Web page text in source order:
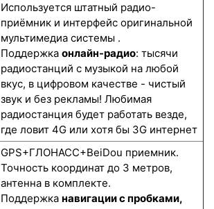
Используется штатный радио-
приёмник и интерфейс оригинальной
мультимедиа системы .
Поддержка онлайн-радио: тысячи
радиостанций с музыкой на любой
вкус, в цифровом качестве - чистый
звук и без рекламы! Любимая
радиостанция будет работать везде,
где ловит 4G или хотя бы 3G интернет
GPS+ГЛОНАСС+BeiDou приемник.
Точность координат до 3 метров,
антенна в комплекте.
Поддержка навигации с пробками,